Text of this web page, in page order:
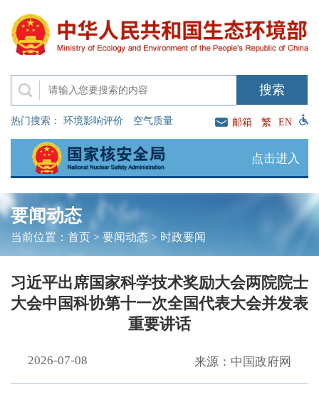
热门搜索： 环境影响评价 空气质量 邮箱 繁 EN
点击进入
要闻动态
当前位置： 首页> 要闻动态 > 时政要闻
习近平出席国家科学技术奖励大会两院院士
大会中国科协第十一次全国代表大会并发表
重要讲话
2026-07-08 来源：中国政府网